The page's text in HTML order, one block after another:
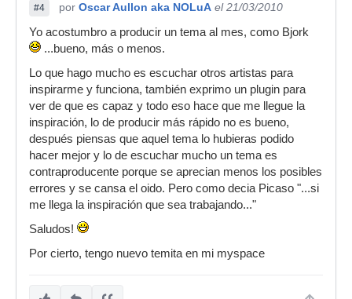
#4 por Oscar Aullon aka NOLuA el 21/03/2010
Yo acostumbro a producir un tema al mes, como Bjork
...bueno, más o menos.
Lo que hago mucho es escuchar otros artistas para
inspirarme y funciona, también exprimo un plugin para
ver de que es capaz y todo eso hace que me llegue la
inspiración, lo de producir más rápido no es bueno,
después piensas que aquel tema lo hubieras podido
hacer mejor y lo de escuchar mucho un tema es
contraproducente porque se aprecian menos los posibles
errores y se cansa el oido. Pero como decia Picaso "...si
me llega la inspiración que sea trabajando..."
Saludos!
Por cierto, tengo nuevo temita en mi myspace